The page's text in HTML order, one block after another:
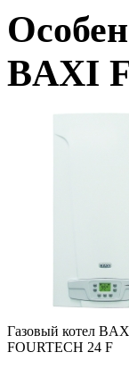
BAXI
Газовый котел
FOURTECH 24 F